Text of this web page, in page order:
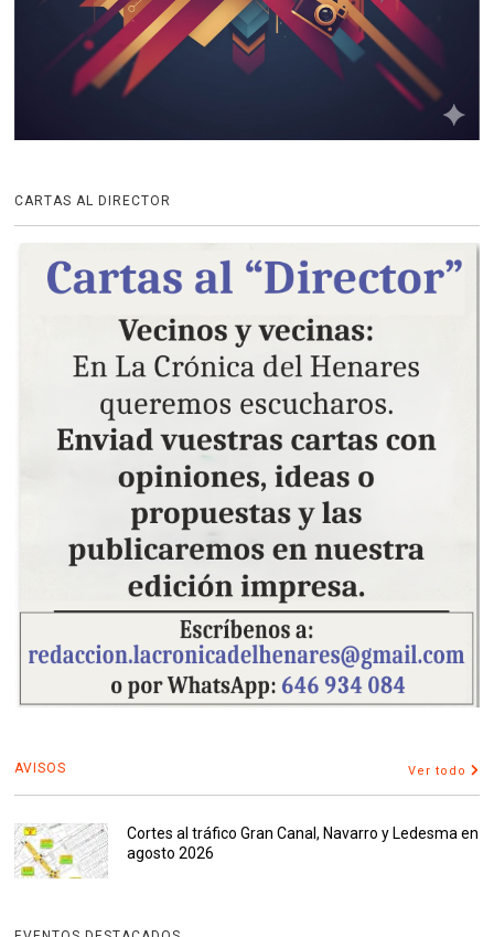
CARTAS AL DIRECTOR
AVISOS Ver todo
Cortes al tráfico Gran Canal, Navarro y Ledesma en
agosto 2026